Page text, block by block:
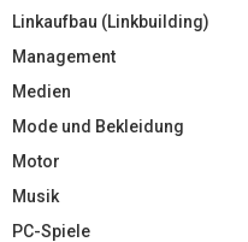
Linkaufbau (Linkbuilding)
Management
Medien
Mode und Bekleidung
Motor
Musik
PC-Spiele